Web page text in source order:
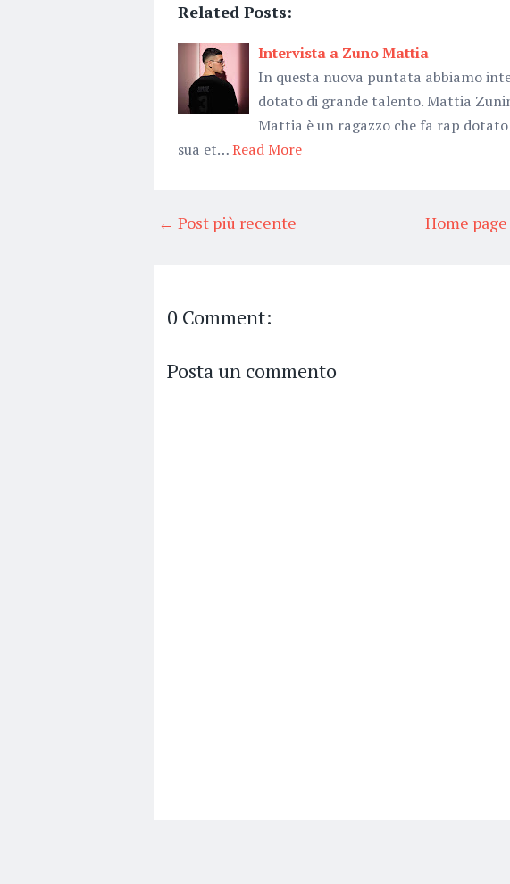
Related Posts:
Intervista a Zuno Mattia
In questa nuova puntata abbiamo
dotato di grande talento. Mattia
Mattia è un ragazzo che fa rap
sua et…Read More
← Post più recente Home page
0 Comment:
Posta un commento